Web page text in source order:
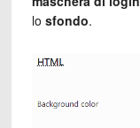
lo sfondo.